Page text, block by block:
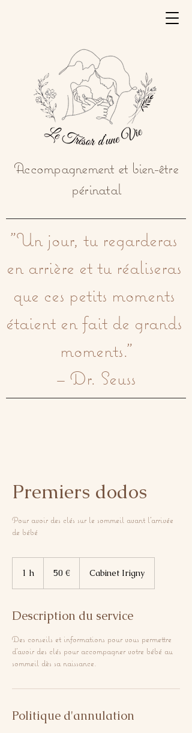
"Un jour, tu regarderas
en arrière et tu réaliseras
que ces petits moments
étaient en fait de grands
moments."
– Dr. Seuss
Accompagnement et bien-être
périnatal
Premiers dodos
Pour avoir des clés sur le sommeil avant l'arrivée
de bébé
1 h 50 € Cabinet Irigny
Description du service
Des conseils et informations pour vous permettre
d'avoir des clés pour accompagner votre bébé au
sommeil dès sa naissance.
Politique d'annulation